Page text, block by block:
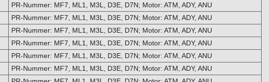
PR-Nummer: MF7, ML1, M3L, D3E, D7N; Motor: ATM, ADY, ANU
PR-Nummer: MF7, ML1, M3L, D3E, D7N; Motor: ATM, ADY, ANU
PR-Nummer: MF7, ML1, M3L, D3E, D7N; Motor: ATM, ADY, ANU
PR-Nummer: MF7, ML1, M3L, D3E, D7N; Motor: ATM, ADY, ANU
PR-Nummer: MF7, ML1, M3L, D3E, D7N; Motor: ATM, ADY, ANU
PR-Nummer: MF7, ML1, M3L, D3E, D7N; Motor: ATM, ADY, ANU